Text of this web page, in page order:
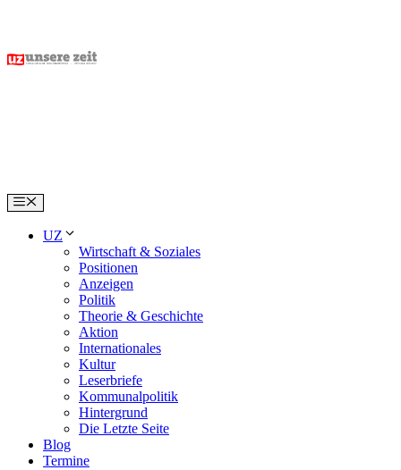
content
Menu
UZ
Wirtschaft & Soziales
Positionen
Anzeigen
Politik
Theorie & Geschichte
Aktion
Internationales
Kultur
Leserbriefe
Kommunalpolitik
Hintergrund
Die Letzte Seite
Blog
Termine